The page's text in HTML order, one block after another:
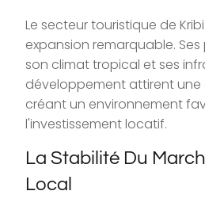
Le secteur touristique de
expansion remarquable.
son climat tropical et ses
développement attirent une
créant un environnement
l'investissement locatif.
La Stabilité Du
Local